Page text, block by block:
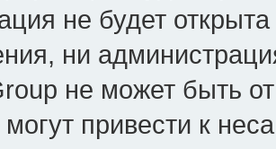
не будет
ни
не может быть
привести к